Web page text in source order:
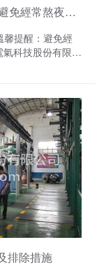
***期間洛陽八佳電氣科技溫馨提醒：避免經常熬夜情緒波動
提醒：避免經
科技股份有限公
2018俄羅斯***
一場視覺盛宴。
天還需要上班，
成的后果便是身
本身人的情緒波
注意，易導致抵
介紹，“***綜合
腦血管方面的疾
看球情緒波動過
發心腦血管疾
造成沉重負擔，
排除措施